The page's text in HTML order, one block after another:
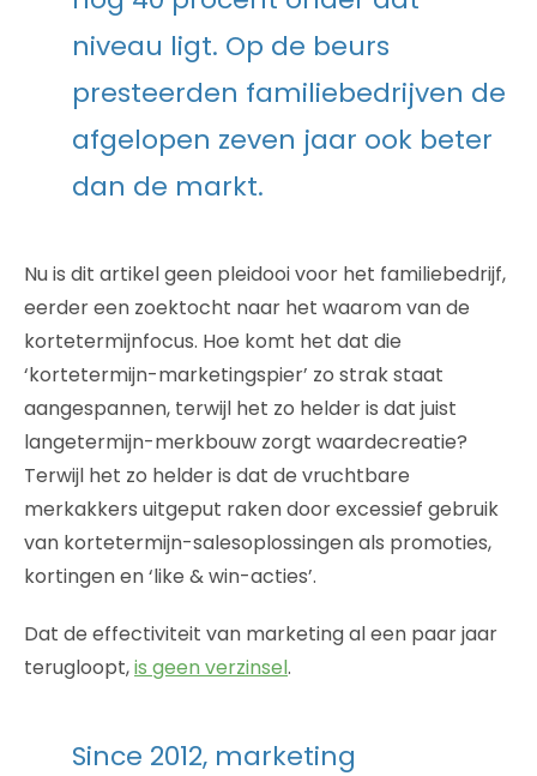
niveau ligt. Op de beurs
presteerden familiebedrijven de
afgelopen zeven jaar ook beter
dan de markt.
Nu is dit artikel geen pleidooi voor het familiebedrijf,
eerder een zoektocht naar het waarom van de
kortetermijnfocus. Hoe komt het dat die
‘kortetermijn-marketingspier’ zo strak staat
aangespannen, terwijl het zo helder is dat juist
langetermijn-merkbouw zorgt waardecreatie?
Terwijl het zo helder is dat de vruchtbare
merkakkers uitgeput raken door excessief gebruik
van kortetermijn-salesoplossingen als promoties,
kortingen en ‘like & win-acties’.
Dat de effectiviteit van marketing al een paar jaar
terugloopt,is geen verzinsel.
Since 2012, marketing